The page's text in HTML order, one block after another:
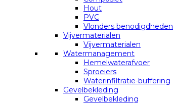
Hout
PVC
Vlonders benodigdheden
Vijvermaterialen
Vijvermaterialen
Watermanagement
Hemelwaterafvoer
Sproeiers
Waterinfiltratie-buffering
Gevelbekleding
Gevelbekleding